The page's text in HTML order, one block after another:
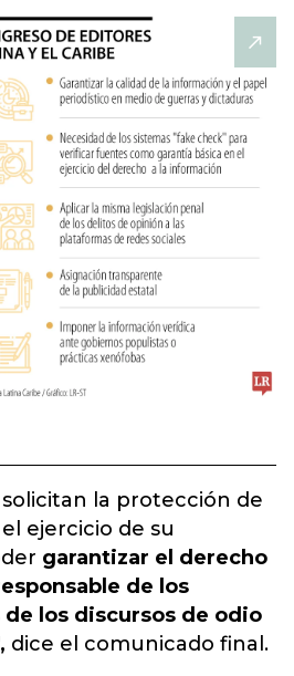
la protección de
ejercicio de su
garantizar el derecho
de los
los discursos de odio
dice el comunicado final.